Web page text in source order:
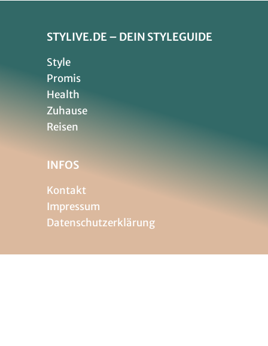
STYLIVE.DE – DEIN STYLEGUIDE
Style
Promis
Health
Zuhause
Reisen
INFOS
Kontakt
Impressum
Datenschutzerklärung